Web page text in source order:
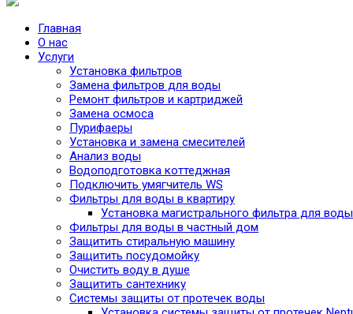
Главная
О нас
Услуги
Установка фильтров
Замена фильтров для воды
Ремонт фильтров и картриджей
Замена осмоса
Пурифаеры
Установка и замена смесителей
Анализ воды
Водоподготовка коттеджная
Подключить умягчитель WS
Фильтры для воды в квартиру
Установка магистрального фильтра для воды
Фильтры для воды в частный дом
Защитить стиральную машину
Защитить посудомойку
Очистить воду в душе
Защитить сантехнику
Системы защиты от протечек воды